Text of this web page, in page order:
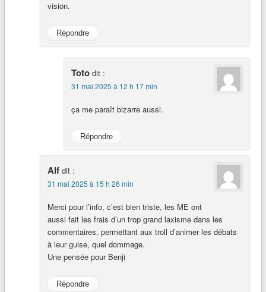
vision.
Répondre
Toto dit :
31 mai 2025 à 12 h 17 min
ça me paraît bizarre aussi.
Répondre
Alf dit :
31 mai 2025 à 15 h 26 min
Merci pour l’info, c’est bien triste, les ME ont
aussi fait les frais d’un trop grand laxisme dans les
commentaires, permettant aux troll d’animer les débats
à leur guise, quel dommage.
Une pensée pour Benji
Répondre